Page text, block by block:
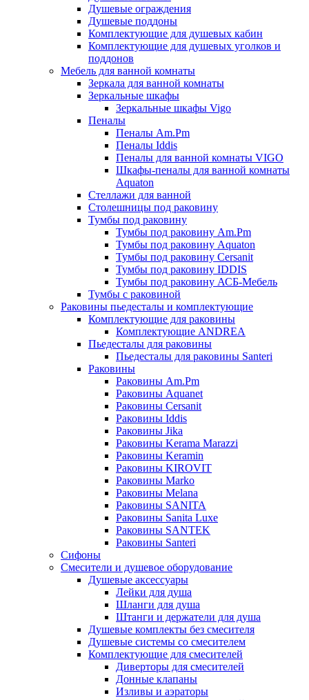
Душевые ограждения
Душевые поддоны
Комплектующие для душевых кабин
Комплектующие для душевых уголков и
поддонов
Мебель для ванной комнаты
Зеркала для ванной комнаты
Зеркальные шкафы
Зеркальные шкафы Vigo
Пеналы
Пеналы Am.Pm
Пеналы Iddis
Пеналы для ванной комнаты VIGO
Шкафы-пеналы для ванной комнаты
Aquaton
Стеллажи для ванной
Столешницы под раковину
Тумбы под раковину
Тумбы под раковину Am.Pm
Тумбы под раковину Aquaton
Тумбы под раковину Cersanit
Тумбы под раковину IDDIS
Тумбы под раковину АСБ-Мебель
Тумбы с раковиной
Раковины пьедесталы и комплектующие
Комплектующие для раковины
Комплектующие ANDREA
Пьедесталы для раковины
Пьедесталы для раковины Santeri
Раковины
Раковины Am.Pm
Раковины Aquanet
Раковины Cersanit
Раковины Iddis
Раковины Jika
Раковины Kerama Marazzi
Раковины Keramin
Раковины KIROVIT
Раковины Marko
Раковины Melana
Раковины SANITA
Раковины Sanita Luxe
Раковины SANTEK
Раковины Santeri
Сифоны
Смесители и душевое оборудование
Душевые аксессуары
Лейки для душа
Шланги для душа
Штанги и держатели для душа
Душевые комплекты без смесителя
Душевые системы со смесителем
Комплектующие для смесителей
Диверторы для смесителей
Донные клапаны
Изливы и аэраторы